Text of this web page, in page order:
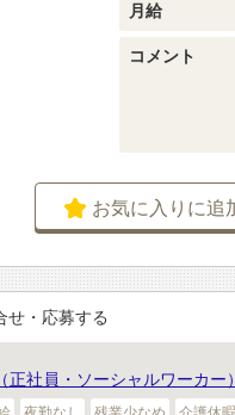
月給
コメント
お気に入りに追
せ・応募する
正社員・ソーシャルワーカー